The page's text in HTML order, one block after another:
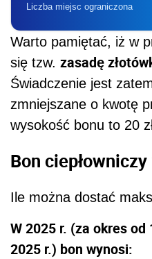
Liczba miejsc ograniczona
Warto pamiętać, iż w
się tzw. zasadę
Świadczenie jest
zmniejszane o kwotę
wysokość bonu to 20
Bon
Ile można dostać
W 2025 r. (za okres
2025 r.) bon wynosi: